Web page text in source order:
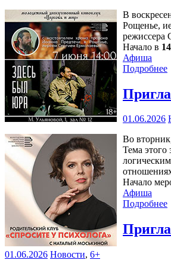
В
Рощенье,
режиссера
Начало в
Афиша
Подробнее
01.06.2026
Во
Тема этого
Начало
Афиша
Подробнее
01.06.2026 Новости, 6+